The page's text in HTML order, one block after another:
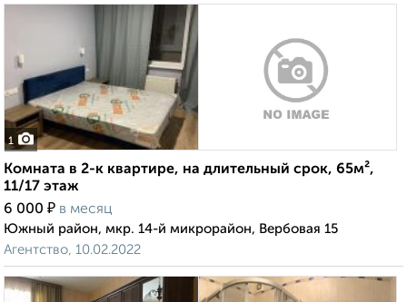
1
Комната в 2-к квартире, на длительный срок, 65м²,
11/17 этаж
6 000 ₽ в месяц
Южный район, мкр. 14-й микрорайон, Вербовая 15
Агентство, 10.02.2022